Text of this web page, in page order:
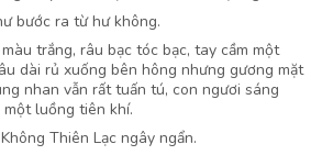
bước ra từ hư không.
trắng, râu bạc tóc bạc, tay cầm một
dài rủ xuống bên hông nhưng gương mặt
nhan vẫn rất tuấn tú, con ngươi sáng
luồng tiên khí.
Thiên Lạc ngây ngẩn.